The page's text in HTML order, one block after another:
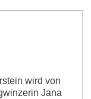
wird von
Jana